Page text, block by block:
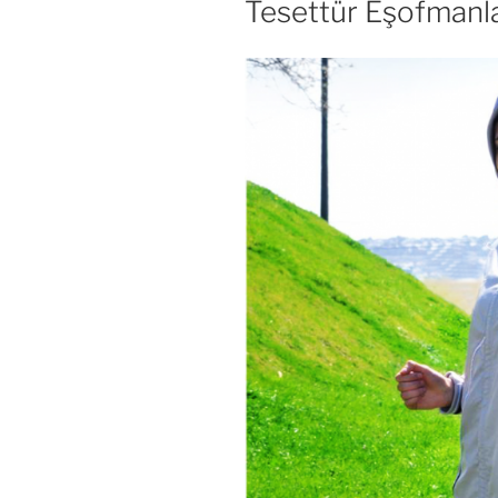
Tesettür